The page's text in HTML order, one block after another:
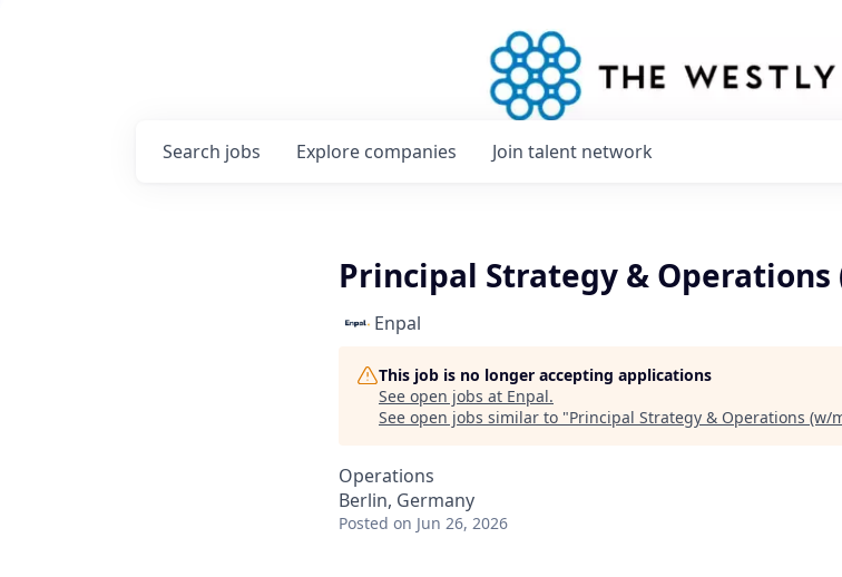
Search jobs Explore companies Join talent network
Principal Strategy &
Enpal
This job is no longer accepting applications
See open jobs at Enpal.
See open jobs similar to "Principal Strategy & Operations (w/
Operations
Berlin, Germany
Posted on Jun 26, 2026